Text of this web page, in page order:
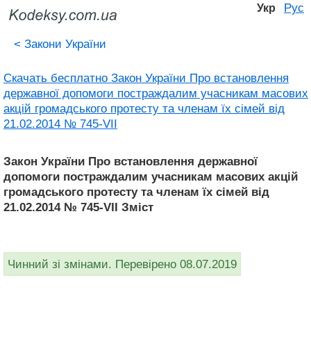
Укр Рус
< Закони України
Скачать бесплатно Закон України Про встановлення
державної допомоги постраждалим учасникам масових
акцій громадського протесту та членам їх сімей від
21.02.2014 № 745-VII
Закон України Про встановлення державної
допомоги постраждалим учасникам масових акцій
громадського протесту та членам їх сімей від
21.02.2014 № 745-VII Зміст
Чинний зі змінами. Перевірено 08.07.2019